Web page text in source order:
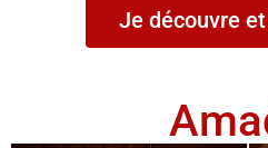
Je découvre